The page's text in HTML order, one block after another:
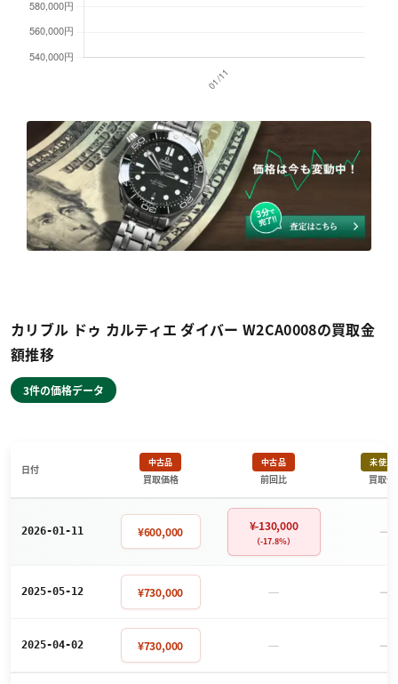
カリブル ドゥ カルティエ ダイバー W2CA0008の買取金
額推移
3件の価格データ
日付
中古品
買取価格
中古品
前回比
未使用
買取価
2026-01-11 ¥600,000 ¥-130,000
（-17.8%） －
2025-05-12 ¥730,000 － －
2025-04-02 ¥730,000 － －